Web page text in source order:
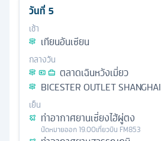
วันที่ 5
เช้า
เทียนอันเซียน
กลางวัน
ตลาดเฉินหวังเมี่ยว
BICESTER OUTLET SHANGHAI
เย็น
ท่าอากาศยานเซี่ยงไฮ้ผู่ตง
นัดหมายออก19.00เที่ยวบิน FM853